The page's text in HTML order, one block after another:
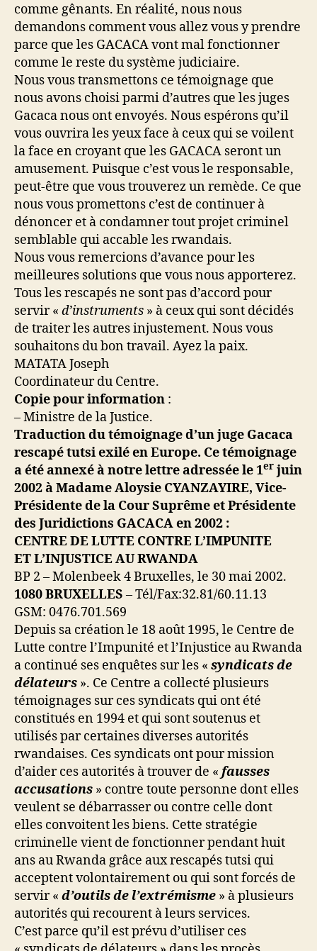
comme gênants. En réalité, nous nous
demandons comment vous allez vous y prendre
parce que les GACACA vont mal fonctionner
comme le reste du système judiciaire.
Nous vous transmettons ce témoignage que
nous avons choisi parmi d’autres que les juges
Gacaca nous ont envoyés. Nous espérons qu’il
vous ouvrira les yeux face à ceux qui se voilent
la face en croyant que les GACACA seront un
amusement. Puisque c’est vous le responsable,
peut-être que vous trouverez un remède. Ce que
nous vous promettons c’est de continuer à
dénoncer et à condamner tout projet criminel
semblable qui accable les rwandais.
Nous vous remercions d’avance pour les
meilleures solutions que vous nous apporterez.
Tous les rescapés ne sont pas d’accord pour
servir « d’instruments » à ceux qui sont décidés
de traiter les autres injustement. Nous vous
souhaitons du bon travail. Ayez la paix.
MATATA Joseph
Coordinateur du Centre.
Copie pour information :
– Ministre de la Justice.
Traduction du témoignage d’un juge Gacaca
rescapé tutsi exilé en Europe. Ce témoignage
a été annexé à notre lettre adressée le 1er juin
2002 à Madame Aloysie CYANZAYIRE, Vice-
Présidente de la Cour Suprême et Présidente
des Juridictions GACACA en 2002 :
CENTRE DE LUTTE CONTRE L’IMPUNITE
ET L’INJUSTICE AU RWANDA
BP 2 – Molenbeek 4 Bruxelles, le 30 mai 2002.
1080 BRUXELLES – Tél/Fax:32.81/60.11.13
GSM: 0476.701.569
Depuis sa création le 18 août 1995, le Centre de
Lutte contre l’Impunité et l’Injustice au Rwanda
a continué ses enquêtes sur les « syndicats de
délateurs ». Ce Centre a collecté plusieurs
témoignages sur ces syndicats qui ont été
constitués en 1994 et qui sont soutenus et
utilisés par certaines diverses autorités
rwandaises. Ces syndicats ont pour mission
d’aider ces autorités à trouver de « fausses
accusations » contre toute personne dont elles
veulent se débarrasser ou contre celle dont
elles convoitent les biens. Cette stratégie
criminelle vient de fonctionner pendant huit
ans au Rwanda grâce aux rescapés tutsi qui
acceptent volontairement ou qui sont forcés de
servir « d’outils de l’extrémisme » à plusieurs
autorités qui recourent à leurs services.
C’est parce qu’il est prévu d’utiliser ces